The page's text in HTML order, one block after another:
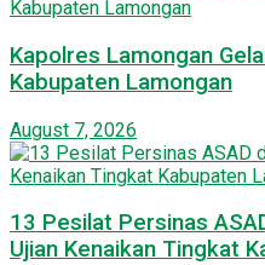
Kapolres Lamongan
Kabupaten Lamongan
August 7, 2026
13 Pesilat Persinas
Ujian Kenaikan Tingkat